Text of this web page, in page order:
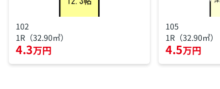
102
1R（32.90㎡）
4.3万円
105
1R（32.90㎡）
4.5万円